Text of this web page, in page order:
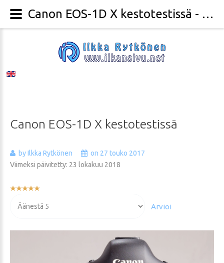
Canon EOS-1D X kestotestissä
by Ilkka Rytkönen
on 27 touko 2017
Viimeksi päivitetty: 23 lokakuu 2018
Käyttäjän
arvioida
Canon EOS-1D X kestotestissä - Valokuvaaja Ilkka Rytkönen